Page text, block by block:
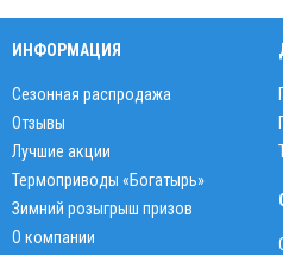
ИНФОРМАЦИЯ
Сезонная распродажа
Отзывы
Лучшие акции
Термоприводы «Богатырь»
Зимний розыгрыш призов
О компании